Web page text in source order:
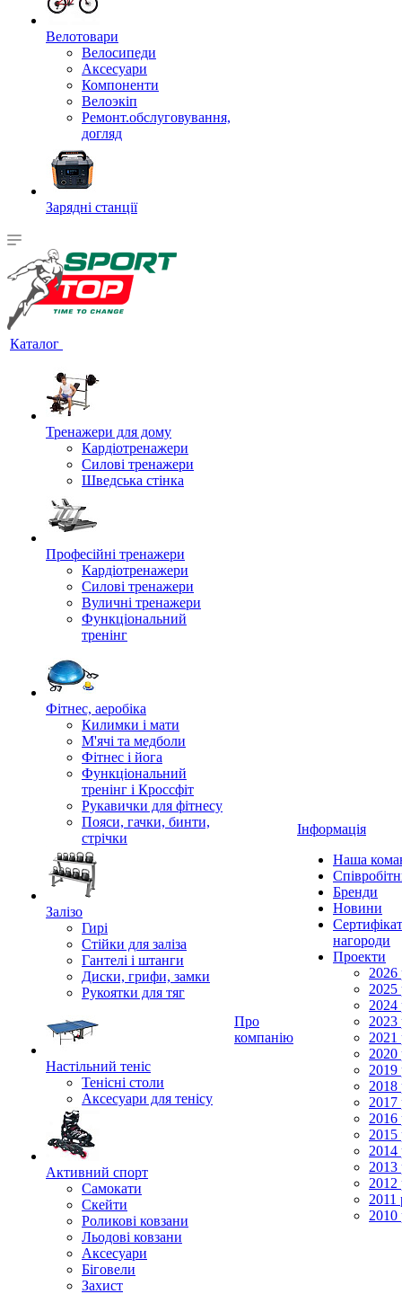
Велотовари
Велосипеди
Аксесуари
Компоненти
Велоэкіп
Ремонт.обслуговування,
догляд
Зарядні станції
Каталог
Тренажери для дому
Кардіотренажери
Силові тренажери
Шведська стінка
Професійні тренажери
Кардіотренажери
Силові тренажери
Вуличні тренажери
Функціональний
тренінг
Фітнес, аеробіка
Килимки і мати
М'ячі та медболи
Фітнес і йога
Функціональний
тренінг і Кроссфіт
Рукавички для фітнесу
Пояси, гачки, бинти,
стрічки
Залізо
Гирі
Стійки для заліза
Гантелі і штанги
Диски, грифи, замки
Рукоятки для тяг
Настільний теніс
Тенісні столи
Аксесуари для тенісу
Активний спорт
Самокати
Скейти
Роликові ковзани
Льодові ковзани
Аксесуари
Біговели
Захист
Про
компанію
Інформація
Наша
Бренди
Новини
нагороди
Проекти
2026
2025
2024
2023
2021
2020
2019
2018
2017
2016
2015
2014
2013
2012
2011
2010